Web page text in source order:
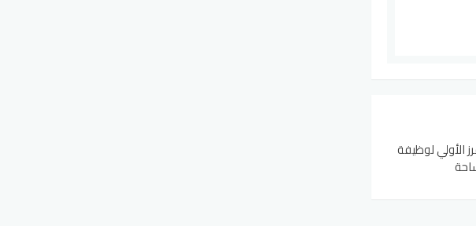
الأولي لوظيفة